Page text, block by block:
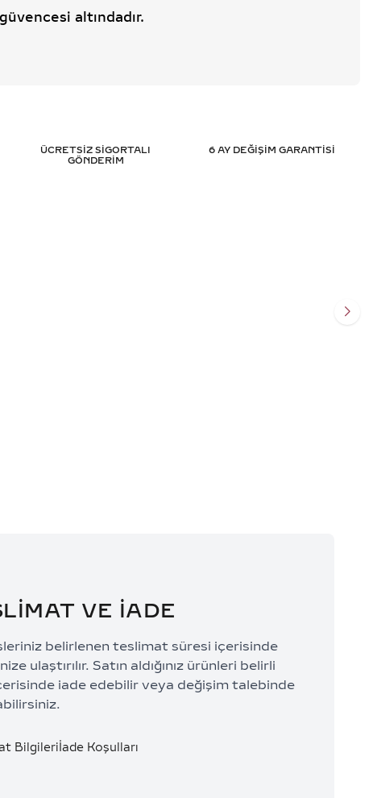
altındadır.
ÜCRETSİZ SİGORTALI
GÖNDERİM
6 AY DEĞİŞİM GARANTİSİ
VE İADE
belirlenen teslimat süresi içerisinde
ulaştırılır. Satın aldığınız ürünleri belirli
iade edebilir veya değişim talebinde
Bilgileri İade Koşulları